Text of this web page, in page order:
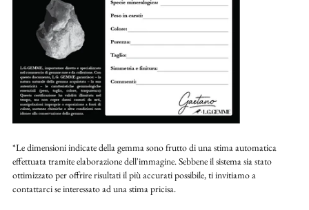
*Le dimensioni indicate della gemma sono frutto di una stima automatica
effettuata tramite elaborazione dell'immagine. Sebbene il sistema sia stato
ottimizzato per offrire risultati il più accurati possibile, ti invitiamo a
contattarci se interessato ad una stima pricisa.